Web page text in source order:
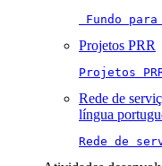
Fundo
Projetos PRR
Projetos
Rede de
língua
Rede de